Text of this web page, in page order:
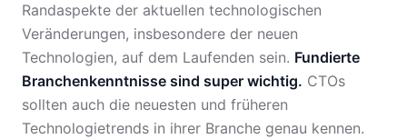
Randaspekte der aktuellen technologischen
Veränderungen, insbesondere der neuen
Technologien, auf dem Laufenden sein. Fundierte
Branchenkenntnisse sind super wichtig. CTOs
sollten auch die neuesten und früheren
Technologietrends in ihrer Branche genau kennen.